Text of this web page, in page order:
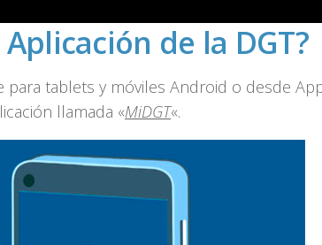
de la DGT?
para tablets y móviles Android o desde
llamada «MiDGT«.